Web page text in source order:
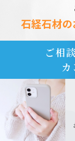
石経石材
ご相